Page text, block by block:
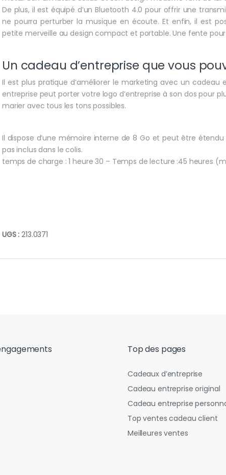
De plus, il est équipé d’un Bluetooth 4.0 pour offrir une
ne pourra perturber la musique en écoute. Et enfin, il est
petite merveille au design compact et portable. Une fente
Un cadeau d’entreprise que vous
Il est plus pratique d’améliorer le marketing avec un cadeau
entreprise peut porter votre logo d’entreprise à son dos pour
marier avec tous les tons possibles.
Il dispose d’une mémoire interne de 8 Go et peut être
pas inclus dans le colis.
temps de charge : 1 heure 30 – Temps de lecture :45 heures
UGS :213.0371
Top des pages
Cadeaux d’entreprise
Cadeau entreprise original
Cadeau entreprise
Top ventes cadeau client
Meilleures ventes